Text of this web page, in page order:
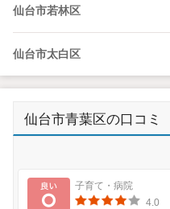
仙台市若林区
仙台市太白区
仙台市青葉区の口コミ
良い
子育て・病院
4.0